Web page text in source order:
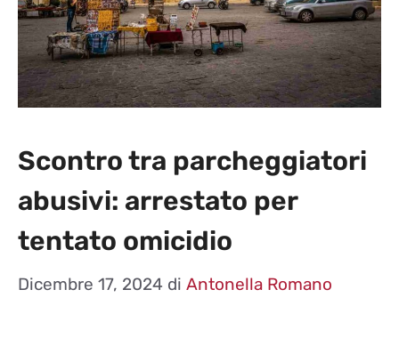
Scontro tra parcheggiatori
abusivi: arrestato per
tentato omicidio
Dicembre 17, 2024 di Antonella Romano